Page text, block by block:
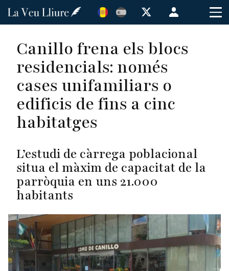
Vés
Menú
de
de
Canillo frena els blocs
residencials: només
cases unifamiliars o
edificis de fins a cinc
habitatges
L’estudi de càrrega poblacional
situa el màxim de capacitat de la
parròquia en uns 21.000
habitants